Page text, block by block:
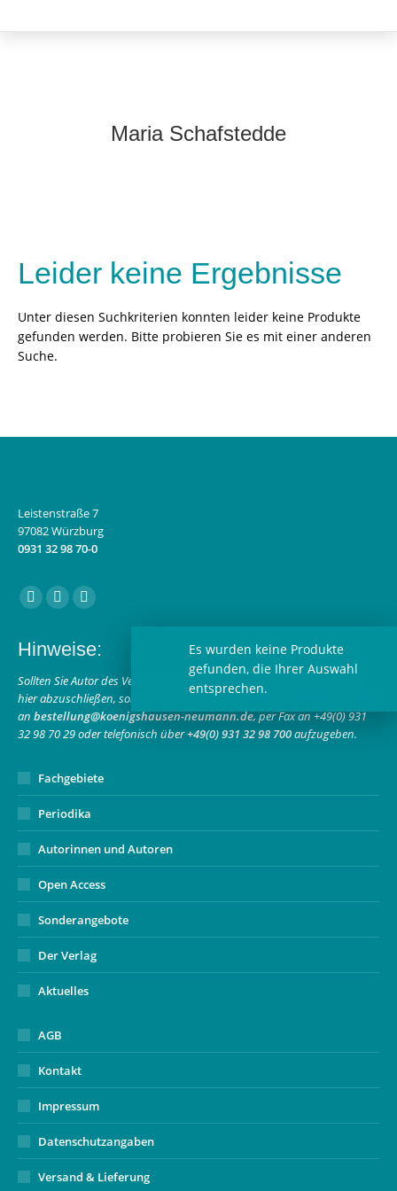
Maria Schafstedde
Leider keine Ergebnisse
Unter diesen Suchkriterien konnten leider keine Produkte
gefunden werden. Bitte probieren Sie es mit einer anderen
Suche.
Es wurden keine Produkte
gefunden, die Ihrer Auswahl
entsprechen.
Leistenstraße 7
97082 Würzburg
0931 32 98 70-0
Finden Sie uns auf:
Facebook
opens
in
new
window
Instagram
opens
in
new
window
E-
page
opens
in
new
window
Hinweise:
Sollten Sie Autor des Verlags sein, bitten wir Sie, Ihre Bestellung nicht
hier abzuschließen, sondern sie auf bekanntem Wege entweder per Mail
an bestellung@koenigshausen-neumann.de, per Fax an +49(0) 931
32 98 70 29 oder telefonisch über+49(0) 931 32 98 700aufzugeben.
Fachgebiete
Periodika
Autorinnen und Autoren
Open Access
Sonderangebote
Der Verlag
Aktuelles
AGB
Kontakt
Impressum
Datenschutzangaben
Versand & Lieferung